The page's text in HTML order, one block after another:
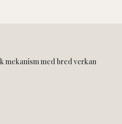
mekanism med bred verkan